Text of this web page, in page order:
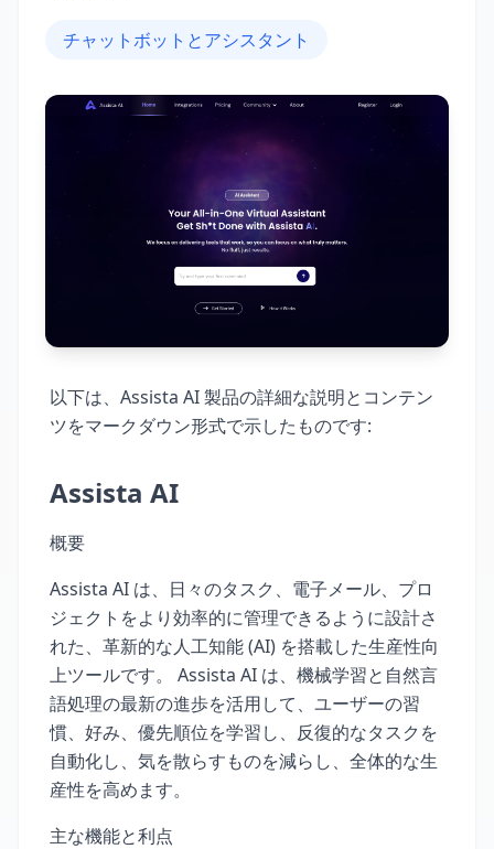
チャットボットとアシスタント
以下は、Assista AI 製品の詳細な説明とコンテン
ツをマークダウン形式で示したものです:
Assista AI
概要
Assista AI は、日々のタスク、電子メール、プロ
ジェクトをより効率的に管理できるように設計さ
れた、革新的な人工知能 (AI) を搭載した生産性向
上ツールです。 Assista AI は、機械学習と自然言
語処理の最新の進歩を活用して、ユーザーの習
慣、好み、優先順位を学習し、反復的なタスクを
自動化し、気を散らすものを減らし、全体的な生
産性を高めます。
主な機能と利点